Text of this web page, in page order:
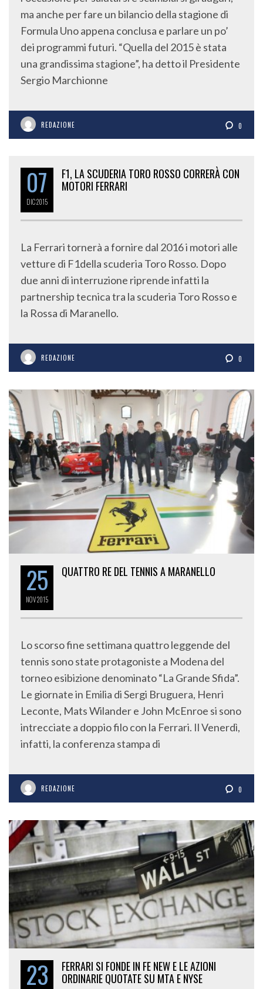
ma anche per fare un bilancio della stagione di
Formula Uno appena conclusa e parlare un po’
dei programmi futuri. “Quella del 2015 è stata
una grandissima stagione”, ha detto il Presidente
Sergio Marchionne
REDAZIONE 0
07
DIC2015
F1, LA SCUDERIA TORO ROSSO CORRERÀ CON
MOTORI FERRARI
La Ferrari tornerà a fornire dal 2016 i motori alle
vetture di F1della scuderia Toro Rosso. Dopo
due anni di interruzione riprende infatti la
partnership tecnica tra la scuderia Toro Rosso e
la Rossa di Maranello.
REDAZIONE 0
25
NOV2015
QUATTRO RE DEL TENNIS A MARANELLO
Lo scorso fine settimana quattro leggende del
tennis sono state protagoniste a Modena del
torneo esibizione denominato “La Grande Sfida”.
Le giornate in Emilia di Sergi Bruguera, Henri
Leconte, Mats Wilander e John McEnroe si sono
intrecciate a doppio filo con la Ferrari. Il Venerdì,
infatti, la conferenza stampa di
REDAZIONE 0
23
FERRARI SI FONDE IN FE NEW E LE AZIONI
ORDINARIE QUOTATE SU MTA E NYSE